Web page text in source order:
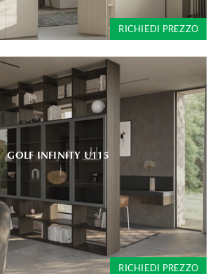
RICHIEDI PREZZO
GOLF INFINITY U115
RICHIEDI PREZZO